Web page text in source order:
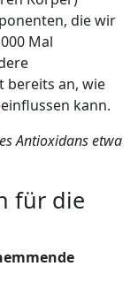
die wir
Mal
bereits an, wie
kann.
Antioxidans etwa
für die